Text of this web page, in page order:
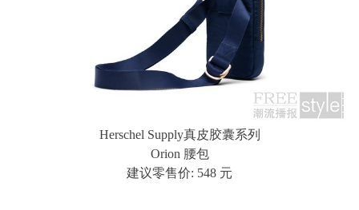
Herschel Supply真皮胶囊系列
Orion 腰包
建议零售价: 548 元